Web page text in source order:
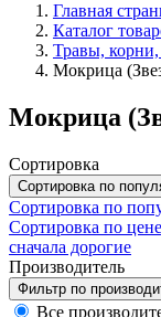
Главная
Каталог
Травы,
Мокрица
Мокрица
Сортировка
Сортировка по
Сортировка по
Сортировка по
сначала дорогие
Производитель
Фильтр по
Все